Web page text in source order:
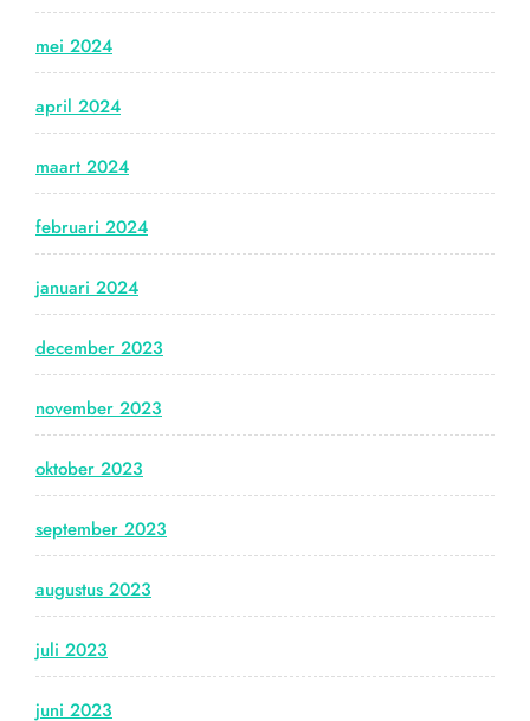
mei 2024
april 2024
maart 2024
februari 2024
januari 2024
december 2023
november 2023
oktober 2023
september 2023
augustus 2023
juli 2023
juni 2023